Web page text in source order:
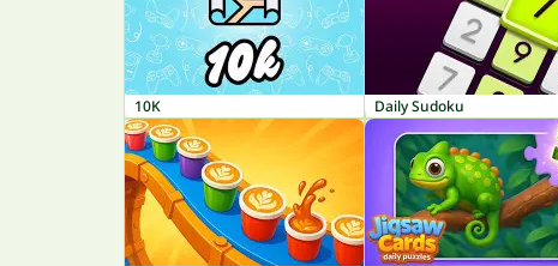
10K Daily Sudoku